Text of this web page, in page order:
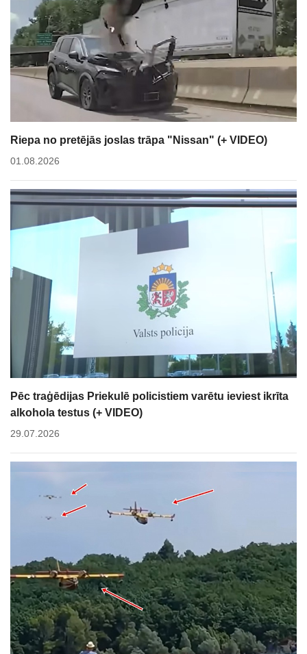
Riepa no pretējās joslas trāpa "Nissan" (+ VIDEO)
01.08.2026
Pēc traģēdijas Priekulē policistiem varētu ieviest ikrīta
alkohola testus (+ VIDEO)
29.07.2026